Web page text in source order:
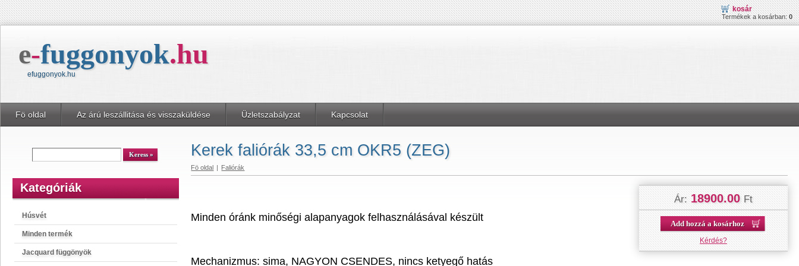
kosár
Termékek a kosárban:0
e-fuggonyok.hu
efuggonyok.hu
Fö oldal Az árú leszállitása és visszaküldése Üzletszabályzat Kapcsolat
Kategóriák
Húsvét
Minden termék
Jacquard függönyök
Kerek faliórák 33,5 cm OKR5 (ZEG)
Fö oldal | Faliórák
Ár: 18900.00 Ft
Add hozzá a kosárhoz
Kérdés?
Minden óránk minőségi alapanyagok felhasználásával készült
Mechanizmus: sima, NAGYON CSENDES, nincs ketyegő hatás